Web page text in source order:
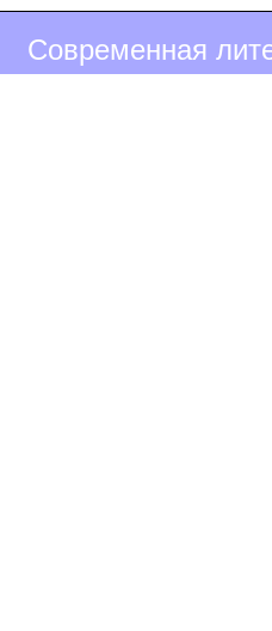
Современная